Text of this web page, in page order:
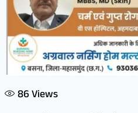
86Views